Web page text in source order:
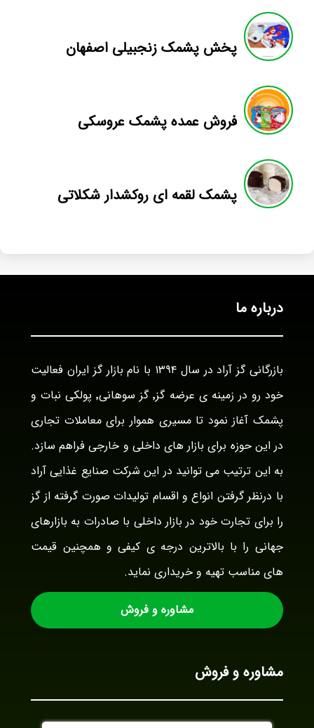
پخش پشمک زنجبیلی اصفهان
فروش عمده پشمک عروسکی
پشمک لقمه ای روکشدار شکلاتی
درباره ما
بازرگانی گز آراد در سال ۱۳۹۴ با نام بازار گز ایران فعالیت
خود رو در زمینه ی عرضه گز٬ گز سوهانی٬ پولکی نبات و
پشمک آغاز نمود تا مسیری هموار برای معاملات تجاری
در این حوزه برای بازار های داخلی و خارجی فراهم سازد.
به این ترتیب می توانید در این شرکت صنایع غذایی آراد
با درنظر گرفتن انواع و اقسام تولیدات صورت گرفته از گز
را برای تجارت خود در بازار داخلی با صادرات به بازارهای
جهانی را با بالاترین درجه ی کیفی و همچنین قیمت
های مناسب تهیه و خریداری نماید.
مشاوره و فروش
مشاوره و فروش